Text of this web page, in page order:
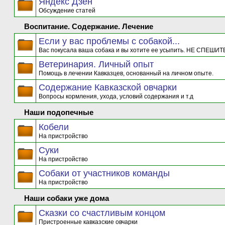
Обсуждение статей
Воспитание. Содержание. Лечение
Если у вас проблемы с собакой...
Вас покусала ваша собака и вы хотите ее усыпить. НЕ
Ветеринария. Личный опыт
Помощь в лечении Кавказцев, основанный на личном опыте.
Содержание Кавказской овчарки
Вопросы кормления, ухода, условий содержания и т.д
Наши подопечные
Кобели
На пристройство
Суки
На пристройство
Собаки от участников команды
На пристройство
Наши собаки уже дома
Сказки со счастливым концом
Пристроенные кавказские овчарки